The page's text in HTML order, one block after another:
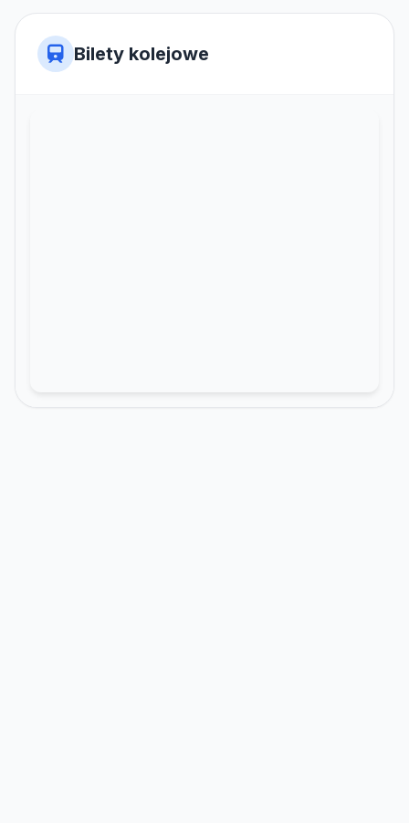
Bilety kolejowe